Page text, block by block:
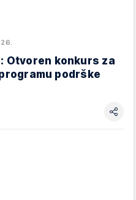
Otvoren konkurs za
podrške